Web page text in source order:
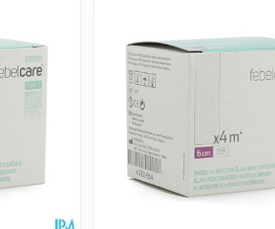
aan te passen.